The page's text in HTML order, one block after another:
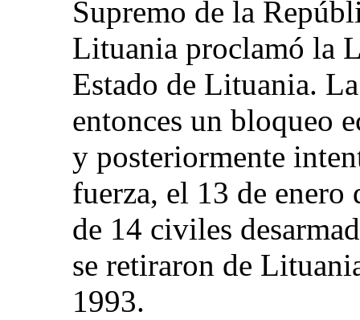
Supremo de la
Lituania proclamó la
Estado de Lituania.
entonces un bloqueo
y posteriormente
fuerza, el 13 de enero
de 14 civiles
se retiraron de
1993.